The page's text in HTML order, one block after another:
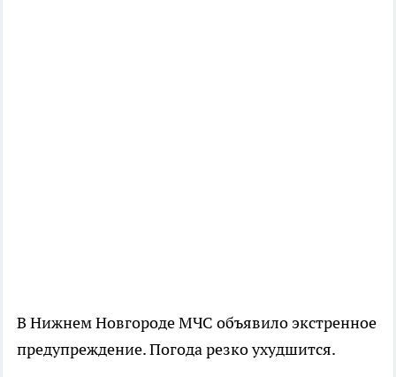
В Нижнем Новгороде МЧС объявило экстренное
предупреждение. Погода резко ухудшится.